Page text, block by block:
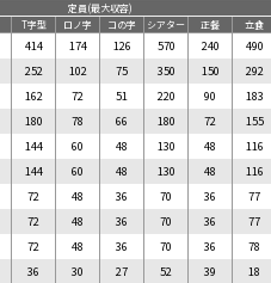
定員(最大収容)
T字型 ロノ字 コの字 シアター 正餐 立食
414 174 126 570 240 490
252 102 75 350 150 292
162 72 51 220 90 183
180 78 66 180 72 155
144 60 48 130 48 116
144 60 48 130 48 116
72 48 36 70 36 77
72 48 36 70 36 77
72 48 36 70 36 78
36 30 27 52 39 18